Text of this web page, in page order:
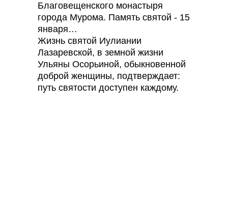
Благовещенского монастыря
города Мурома. Память святой - 15
января…
Жизнь святой Иулиании
Лазаревской, в земной жизни
Ульяны Осорьиной, обыкновенной
доброй женщины, подтверждает:
путь святости доступен каждому.